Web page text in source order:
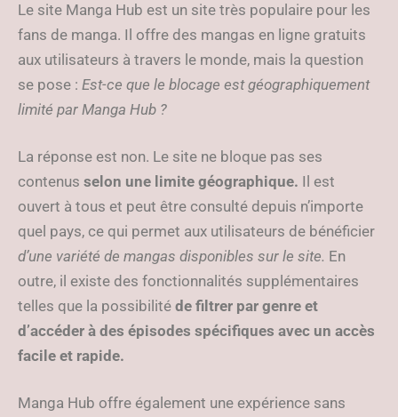
Le site Manga Hub est un site très populaire pour les
fans de manga. Il offre des mangas en ligne gratuits
aux utilisateurs à travers le monde, mais la question
se pose : Est-ce que le blocage est géographiquement
limité par Manga Hub ?
La réponse est non. Le site ne bloque pas ses
contenus selon une limite géographique. Il est
ouvert à tous et peut être consulté depuis n’importe
quel pays, ce qui permet aux utilisateurs de bénéficier
d’une variété de mangas disponibles sur le site. En
outre, il existe des fonctionnalités supplémentaires
telles que la possibilité de filtrer par genre et
d’accéder à des épisodes spécifiques avec un accès
facile et rapide.
Manga Hub offre également une expérience sans